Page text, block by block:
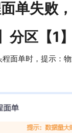
单失败
分区【1
面单时，提示：